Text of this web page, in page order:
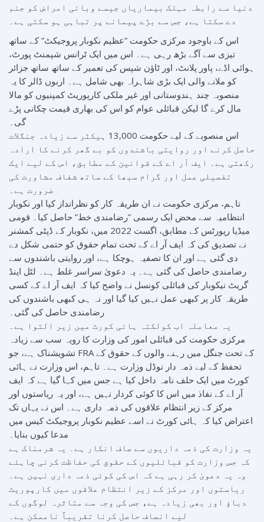
دنیا سے رابطہ مہلک بیماریاں جیسے وبائی امراض کو جنم
دے سکتا ہے، جس سے بڑے پیمانے پر تباہی ہو سکتی ہے۔
اس کے باوجود مرکزی حکومت ”عظیم نکوبار پروجیکٹ” کے ساتھ
تیزی سے آگے بڑھ رہی ہے۔ اس میں ایک ٹرانس شپمنٹ پورٹ،
ہوائی اڈے، پاور پلانٹ، اور ٹاؤن شپس کی تعمیر کے ساتھ ساتھ جزائر
کو ملانے والی ایک بڑی شاہراہ بھی شامل ہے۔ اربوں ڈالر کا یہ
منصوبہ چند ہندوستانی اور غیر ملکی کارپوریٹ کمپنیوں کو مالا
مال کرے گا لیکن قبائلی عوام کو اس کی بھاری قیمت چکانی پڑے
گی۔
اس منصوبے کے لیے حکومت 13,000 ہیکٹر سے زیادہ جنگلات
حاصل کرنے اور روایتی باشندوں کو بے گھر کرنے کا ارادہ
رکھتی ہے۔ ایف آر اے کے قوانین کے مطابق، اس کے لیے ایک
تفصیلی عمل اور گرام سبھا کے ساتھ شفاف مشاورت کی
ضرورت ہے۔
تاہم، مرکزی حکومت نے ان طریقہ کار کو نظرانداز کیا اور نکوبار
انتظامیہ سے محض ایک رسمی ”رضامندی خط” حاصل کیا۔ قومی
میڈیا رپورٹس کے مطابق، اگست 2022 میں، نکوبار کے ڈپٹی کمشنر
نے تصدیق کی کہ ایف آر اے کے تحت تمام حقوق کو حتمی شکل دے
دی گئی ہے اور ان کا تصفیہ ہوچکا ہے، اور روایتی باشندوں سے
رضامندی حاصل کی گئی ہے۔ یہ دعویٰ سراسر غلط ہے۔ لٹل اینڈ
گریٹ نیکوبار کی قبائلی کونسل نے واضح کیا کہ ایف آر اے کے کسی
طریقہ کار پر کبھی عمل نہیں کیا گیا اور نہ ہی کبھی باشندوں کی
رضامندی حاصل کی گئی۔
یہ معاملہ اب کولکتہ ہائی کورٹ میں زیر التوا ہے۔
مرکزی حکومت کی قبائلی امور کی وزارت کا رویہ سب سے زیادہ
تشویشناک ہے، جو FRA کے تحت جنگل میں رہنے والوں کے حقوق کے
تحفظ کے لیے ذمہ دار نوڈل وزارت ہے۔ تاہم، اس وزارت نے ہائی
کورٹ میں ایک حلف نامہ داخل کیا ہے جس میں کہا گیا ہے کہ ایف
آر اے کے نفاذ میں اس کا کوئی کردار نہیں ہے، اور یہ ریاستوں اور
مرکز کے زیر انتظام علاقوں کی ذمہ داری ہے۔ اس نے یہاں تک
اعتراض کیا کہ ہائی کورٹ نے اسے عظیم نکوبار پروجیکٹ کیس میں
مدعا کیوں بنایا۔
یہ وزارت کی ذمہ داریوں سے صاف انکار ہے۔ یہ شرمناک ہے
کہ جس وزارت کو قبائلیوں کے حقوق کی حفاظت کرنی چاہئے
وہ یہ دعویٰ کر رہی ہے کہ اس کی کوئی ذمہ داری نہیں ہے۔
ریاستوں اور مرکز کے زیر انتظام علاقوں میں کارپوریٹ
دباؤ اور بھی زیادہ ہے، جس کی وجہ سے متاثرہ لوگوں کے
لیے انصاف حاصل کرنا تقریباً ناممکن ہے۔